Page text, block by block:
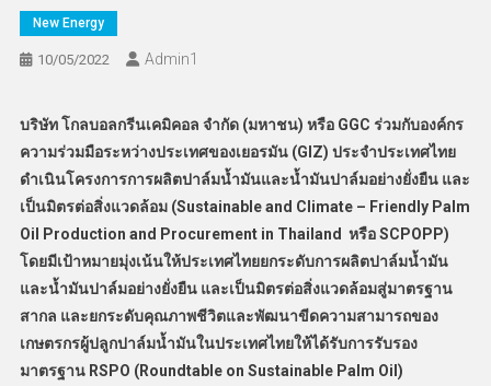
New Energy
10/05/2022 Admin​1
บริษัท โกลบอลกรีนเคมิคอล จำกัด (มหาชน) หรือ GGC ร่วมกับองค์กร
ความร่วมมือระหว่างประเทศของเยอรมัน (GIZ) ประจำประเทศไทย
ดำเนินโครงการการผลิตปาล์มน้ำมันและน้ำมันปาล์มอย่างยั่งยืน และ
เป็นมิตรต่อสิ่งแวดล้อม (Sustainable and Climate – Friendly Palm
Oil Production and Procurement in Thailand หรือ SCPOPP)
โดยมีเป้าหมายมุ่งเน้นให้ประเทศไทยยกระดับการผลิตปาล์มน้ำมัน
และน้ำมันปาล์มอย่างยั่งยืน และเป็นมิตรต่อสิ่งแวดล้อมสู่มาตรฐาน
สากล และยกระดับคุณภาพชีวิตและพัฒนาขีดความสามารถของ
เกษตรกรผู้ปลูกปาล์มน้ำมันในประเทศไทยให้ได้รับการรับรอง
มาตรฐาน RSPO (Roundtable on Sustainable Palm Oil)